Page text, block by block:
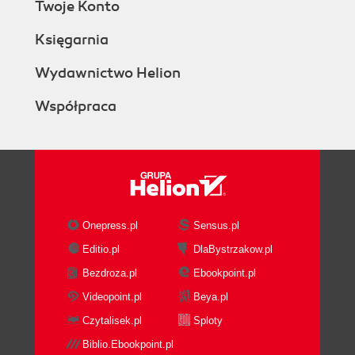
Rysowanie kwadratowych, prostokątnych lub
Zapisywanie zaznaczeń (180)
Łatwiejsze zaznaczanie dzięki narzędziu Quick
Selection (Szybkie zaznaczanie) (183)
Tworzenie skomplikowanych zaznaczeń, na
Photoshop - kruczki i sztuczki (195)
Rozdział 8. HDR. Tworzenie zdjęć o dużej
rozpiętości tonalnej (197)
Tworzenie 16-bitowych zdjęć HDR w Camera
Raw (198)
Hiperrealistyczny efekt HDR dzięki tonowaniu
Tworzenie hybrydowego obrazu HDR - łączenie
zalet obu rozwiązań (205)
Twoje Konto
Księgarnia
Wydawnictwo Helion
Współpraca
Onepress.pl
Sensus.pl
Editio.pl
DlaBystrzakow.pl
Bezdroza.pl
Ebookpoint.pl
Videopoint.pl
Beya.pl
Czytalisek.pl
Sploty
Biblio.Ebookpoint.pl